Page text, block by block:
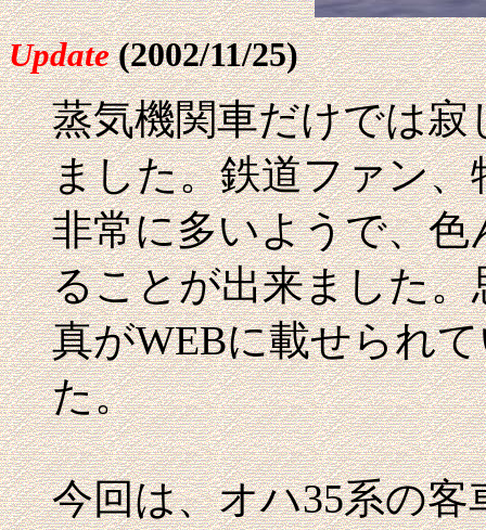
Update (2002/11/25)
蒸気機関車だけでは
ました。鉄道ファン
非常に多いようで、色
ることが出来ました
真がWEBに載せられ
た。
今回は、オハ35系の